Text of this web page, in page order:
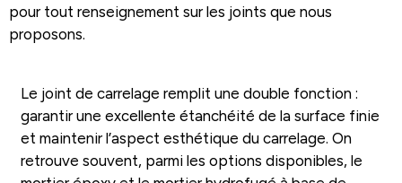
pour tout renseignement sur les joints que nous
proposons.
Le joint de carrelage remplit une double fonction :
garantir une excellente étanchéité de la surface finie
et maintenir l’aspect esthétique du carrelage. On
retrouve souvent, parmi les options disponibles, le